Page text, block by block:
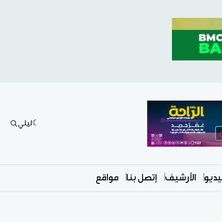
ليلي
الأرشيف إتصل بنا مواقع